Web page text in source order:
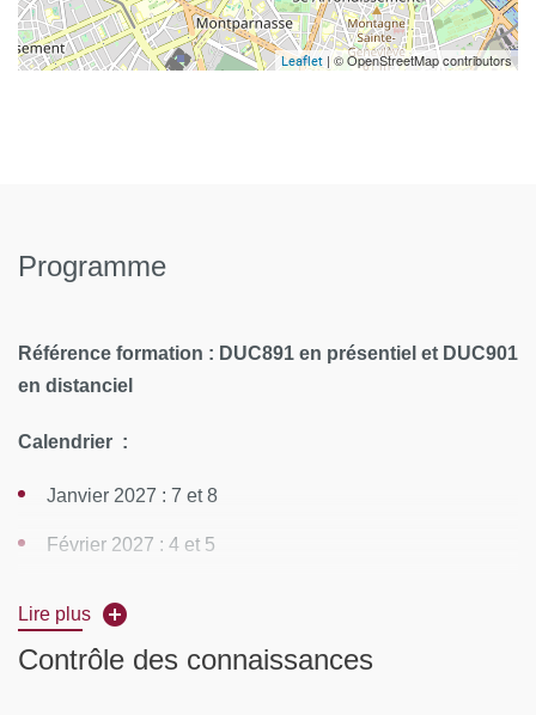
Leaflet | © OpenStreetMap contributors
Programme
Référence formation : DUC891 en présentiel et DUC901
en distanciel
Calendrier :
Janvier 2027 : 7 et 8
Février 2027 : 4 et 5
Lire plus
Contrôle des connaissances